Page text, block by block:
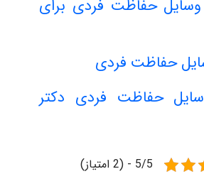
وسایل حفاظت فردی برای
حفاظت فردی
حفاظت فردی دکتر
5/5 - (2 امتیاز)